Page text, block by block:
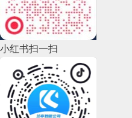
2022年10月(51)
2022年9月(135)
2022年8月(60)
2022年7月(111)
2022年6月(162)
小红书扫一扫